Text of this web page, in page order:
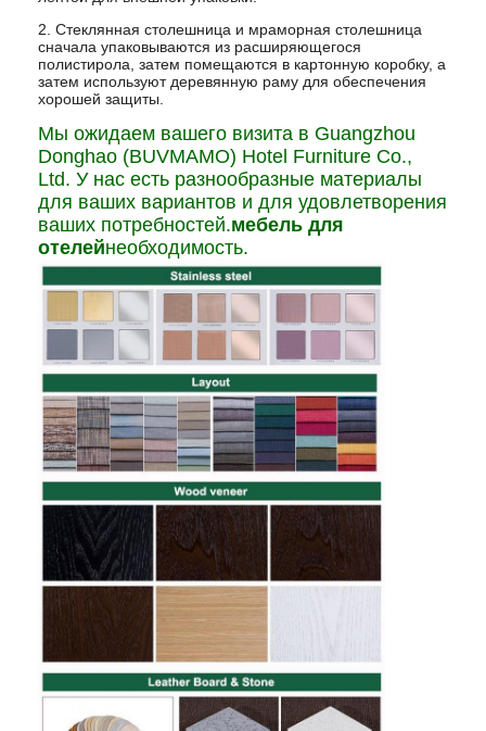
2. Стеклянная столешница и мраморная столешница
сначала упаковываются из расширяющегося
полистирола, затем помещаются в картонную коробку, а
затем используют деревянную раму для обеспечения
хорошей защиты.
Мы ожидаем вашего визита в Guangzhou
Donghao (BUVMAMO) Hotel Furniture Co.,
Ltd. У нас есть разнообразные материалы
для ваших вариантов и для удовлетворения
ваших потребностей.мебель для
отелейнеобходимость.